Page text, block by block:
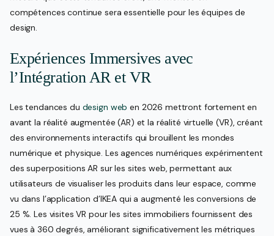
compétences continue sera essentielle pour les équipes de
design.
Expériences Immersives avec
l’Intégration AR et VR
Les tendances du design web en 2026 mettront fortement en
avant la réalité augmentée (AR) et la réalité virtuelle (VR), créant
des environnements interactifs qui brouillent les mondes
numérique et physique. Les agences numériques expérimentent
des superpositions AR sur les sites web, permettant aux
utilisateurs de visualiser les produits dans leur espace, comme
vu dans l’application d’IKEA qui a augmenté les conversions de
25 %. Les visites VR pour les sites immobiliers fournissent des
vues à 360 degrés, améliorant significativement les métriques